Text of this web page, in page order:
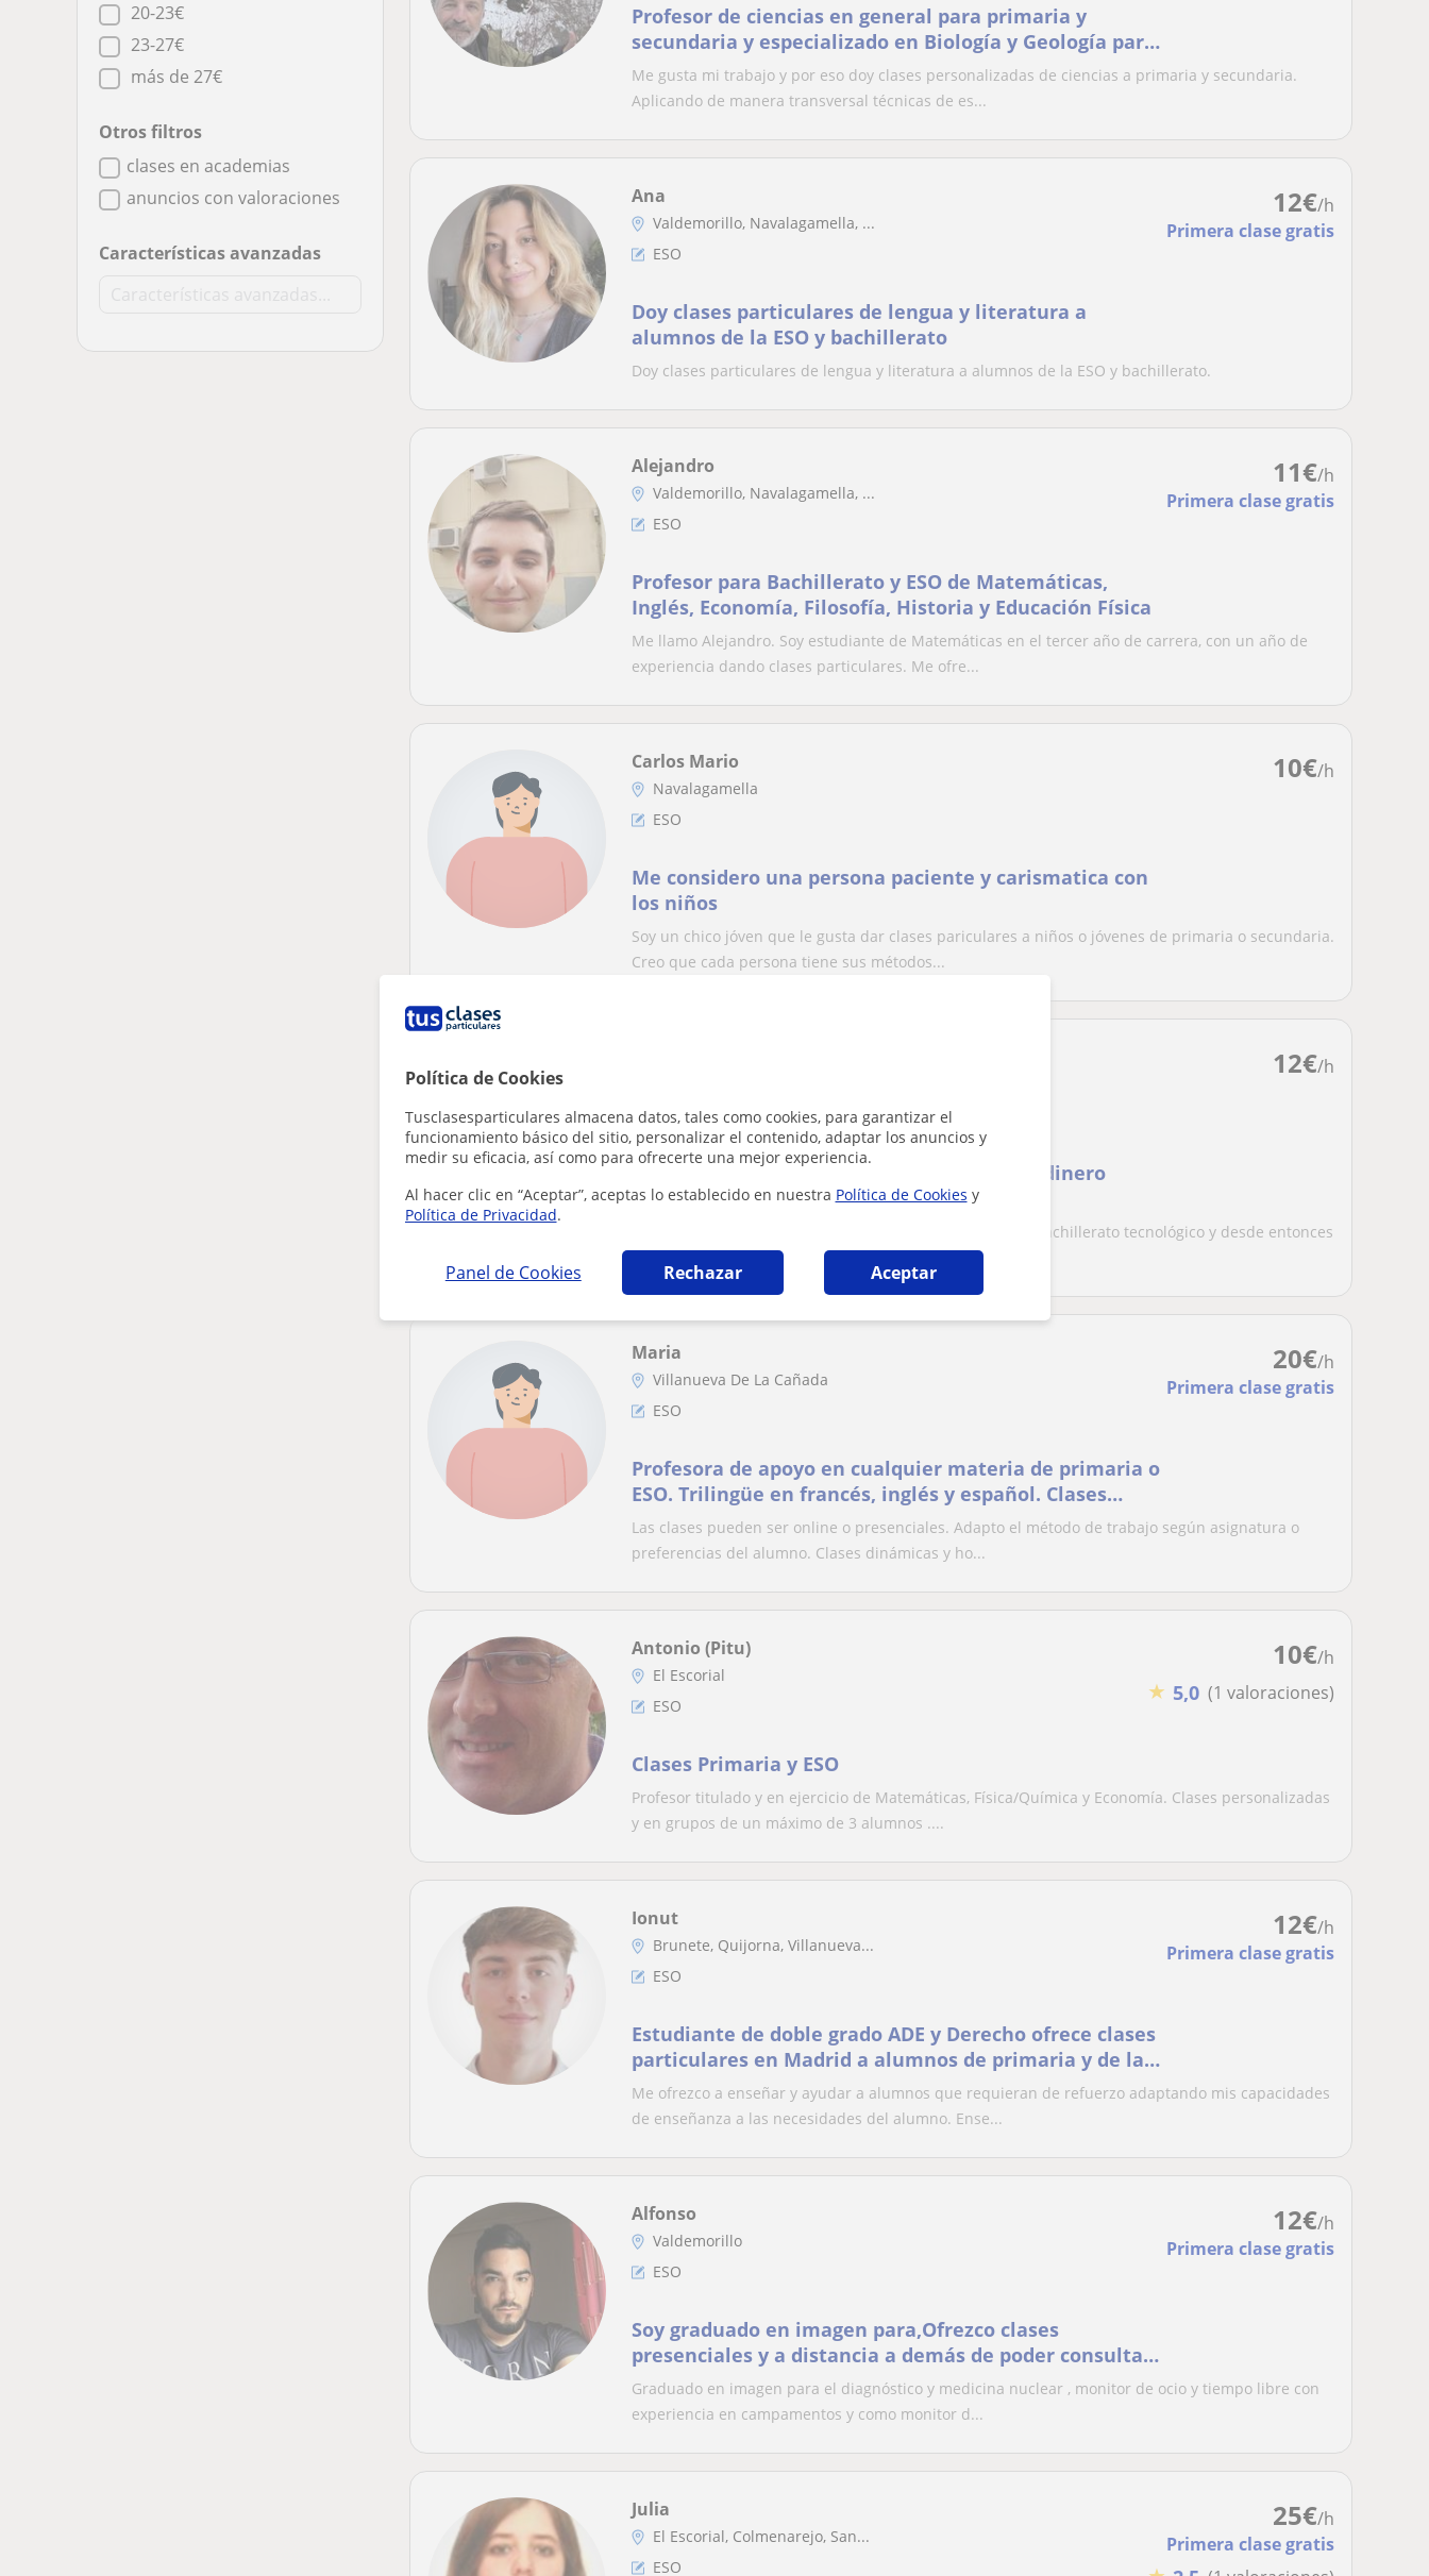
Política de Cookies
Tusclasesparticulares almacena datos, tales como cookies, para garantizar el
funcionamiento básico del sitio, personalizar el contenido, adaptar los anuncios y
medir su eficacia, así como para ofrecerte una mejor experiencia.
Al hacer clic en “Aceptar”, aceptas lo establecido en nuestra Política de Cookies y
Política de Privacidad.
Panel de Cookies Rechazar Aceptar
20-23€
23-27€
más de 27€
Otros filtros
clases en academias
anuncios con valoraciones
Características avanzadas
Profesor de ciencias en general para primaria y
secundaria y especializado en Biología y Geología para
todos los niveles
Me gusta mi trabajo y por eso doy clases personalizadas de ciencias a primaria y secundaria.
Aplicando de manera transversal técnicas de es...
12€/h
Primera clase gratis
Ana
Valdemorillo, Navalagamella, ...
ESO
Doy clases particulares de lengua y literatura a
alumnos de la ESO y bachillerato
Doy clases particulares de lengua y literatura a alumnos de la ESO y bachillerato.
11€/h
Primera clase gratis
Alejandro
Valdemorillo, Navalagamella, ...
ESO
Profesor para Bachillerato y ESO de Matemáticas,
Inglés, Economía, Filosofía, Historia y Educación Física
Me llamo Alejandro. Soy estudiante de Matemáticas en el tercer año de carrera, con un año de
experiencia dando clases particulares. Me ofre...
10€/h
Carlos Mario
Navalagamella
ESO
Me considero una persona paciente y carismatica con
los niños
Soy un chico jóven que le gusta dar clases pariculares a niños o jóvenes de primaria o secundaria.
Creo que cada persona tiene sus métodos...
12€/h
ESO
Doy clases particulares para ganar algo de dinero
después de ir a la universidad
Graduado en Animación 3D, cursando el master. Hice el Bachillerato tecnológico y desde entonces
he estado impartiendo clases particulares e...
20€/h
Primera clase gratis
Maria
Villanueva De La Cañada
ESO
Profesora de apoyo en cualquier materia de primaria o
ESO. Trilingüe en francés, inglés y español. Clases
dinámicas.
Las clases pueden ser online o presenciales. Adapto el método de trabajo según asignatura o
preferencias del alumno. Clases dinámicas y ho...
10€/h
★ 5,0 (1 valoraciones)
Antonio (Pitu)
El Escorial
ESO
Clases Primaria y ESO
Profesor titulado y en ejercicio de Matemáticas, Física/Química y Economía. Clases personalizadas
y en grupos de un máximo de 3 alumnos ....
12€/h
Primera clase gratis
Ionut
Brunete, Quijorna, Villanueva...
ESO
Estudiante de doble grado ADE y Derecho ofrece clases
particulares en Madrid a alumnos de primaria y de la
ESO.
Me ofrezco a enseñar y ayudar a alumnos que requieran de refuerzo adaptando mis capacidades
de enseñanza a las necesidades del alumno. Ense...
12€/h
Primera clase gratis
Alfonso
Valdemorillo
ESO
Soy graduado en imagen para,Ofrezco clases
presenciales y a distancia a demás de poder consultar
dudas tanto por correo como por teléfono de lunes a s
Graduado en imagen para el diagnóstico y medicina nuclear , monitor de ocio y tiempo libre con
experiencia en campamentos y como monitor d...
25€/h
Primera clase gratis
Julia
El Escorial, Colmenarejo, San...
ESO